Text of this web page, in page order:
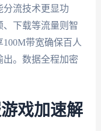
分流技术更显功
、下载等流量则智
带宽确保百人
出。数据全程加密
戏加速解